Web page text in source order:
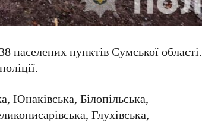
населених пунктів Сумської області.
Юнаківська, Білопільська,
Глухівська,